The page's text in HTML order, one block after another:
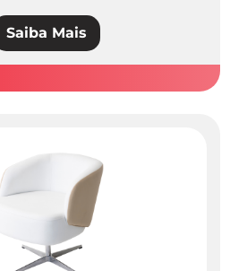
Saiba Mais